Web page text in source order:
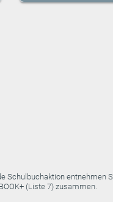
Schulbuchaktion entnehmen
(Liste 7) zusammen.